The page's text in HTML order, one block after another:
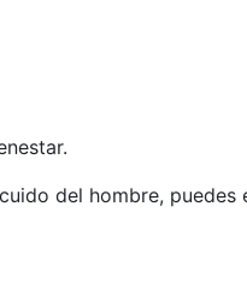
del hombre, puedes